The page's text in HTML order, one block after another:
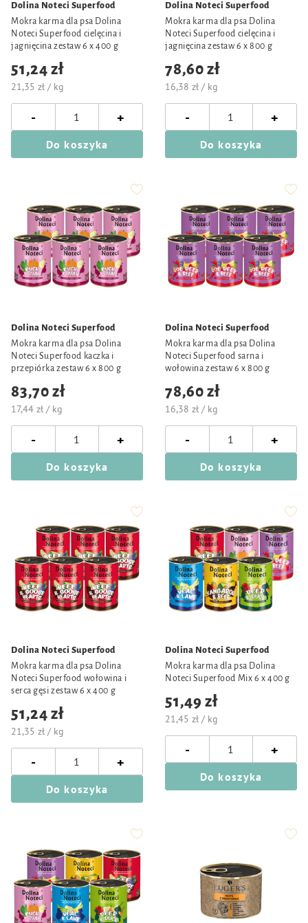
Dolina Noteci Superfood
Mokra karma dla psa Dolina
Noteci Superfood cielęcina i
jagnięcina zestaw 6 x 400 g
51,24 zł
21,35 zł / kg
- +
Do koszyka
Dolina Noteci Superfood
Mokra karma dla psa Dolina
Noteci Superfood cielęcina i
jagnięcina zestaw 6 x 800 g
78,60 zł
16,38 zł / kg
- +
Do koszyka
Dolina Noteci Superfood
Mokra karma dla psa Dolina
Noteci Superfood kaczka i
przepiórka zestaw 6 x 800 g
83,70 zł
17,44 zł / kg
- +
Do koszyka
Dolina Noteci Superfood
Mokra karma dla psa Dolina
Noteci Superfood sarna i
wołowina zestaw 6 x 800 g
78,60 zł
16,38 zł / kg
- +
Do koszyka
Dolina Noteci Superfood
Mokra karma dla psa Dolina
Noteci Superfood wołowina i
serca gęsi zestaw 6 x 400 g
51,24 zł
21,35 zł / kg
- +
Do koszyka
Dolina Noteci Superfood
Mokra karma dla psa Dolina
Noteci Superfood Mix 6 x 400 g
51,49 zł
21,45 zł / kg
- +
Do koszyka